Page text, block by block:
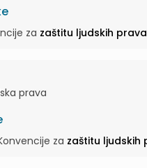
za zaštitu ljudskih
prava
za zaštitu ljudskih